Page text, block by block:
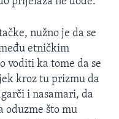
nužno je da se
etničkim
voditi ka tome da se
kroz tu prizmu da
i nasamari, da
oduzme što mu